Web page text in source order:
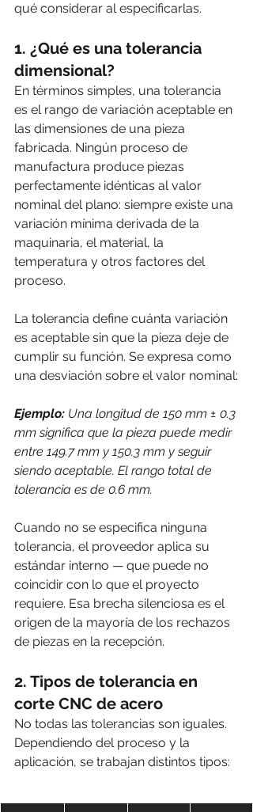
qué considerar al especificarlas.
1. ¿Qué es una tolerancia
dimensional?
En términos simples, una tolerancia
es el rango de variación aceptable en
las dimensiones de una pieza
fabricada. Ningún proceso de
manufactura produce piezas
perfectamente idénticas al valor
nominal del plano: siempre existe una
variación mínima derivada de la
maquinaria, el material, la
temperatura y otros factores del
proceso.
La tolerancia define cuánta variación
es aceptable sin que la pieza deje de
cumplir su función. Se expresa como
una desviación sobre el valor nominal:
Ejemplo: Una longitud de 150 mm ± 0.3
mm significa que la pieza puede medir
entre 149.7 mm y 150.3 mm y seguir
siendo aceptable. El rango total de
tolerancia es de 0.6 mm.
Cuando no se especifica ninguna
tolerancia, el proveedor aplica su
estándar interno — que puede no
coincidir con lo que el proyecto
requiere. Esa brecha silenciosa es el
origen de la mayoría de los rechazos
de piezas en la recepción.
2. Tipos de tolerancia en
corte CNC de acero
No todas las tolerancias son iguales.
Dependiendo del proceso y la
aplicación, se trabajan distintos tipos: